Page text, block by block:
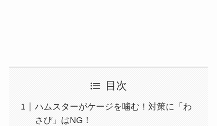
目次
ハムスターがケージを噛む！対策に「わ
さび」はNG！